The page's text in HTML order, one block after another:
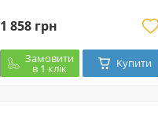
1 858 грн
Замовити
в 1 клік Купити